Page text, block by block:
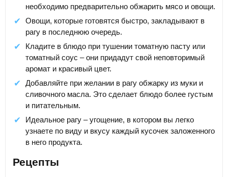
необходимо предварительно обжарить мясо и овощи.
Овощи, которые готовятся быстро, закладывают в
рагу в последнюю очередь.
Кладите в блюдо при тушении томатную пасту или
томатный соус – они придадут свой неповторимый
аромат и красивый цвет.
Добавляйте при желании в рагу обжарку из муки и
сливочного масла. Это сделает блюдо более густым
и питательным.
Идеальное рагу – угощение, в котором вы легко
узнаете по виду и вкусу каждый кусочек заложенного
в него продукта.
Рецепты